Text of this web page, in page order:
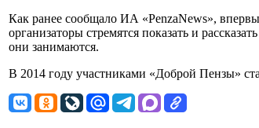
Как ранее сообщало ИА «PenzaNews»,
организаторы стремятся показать и
они занимаются.
В 2014 году участниками «Доброй Пензы»